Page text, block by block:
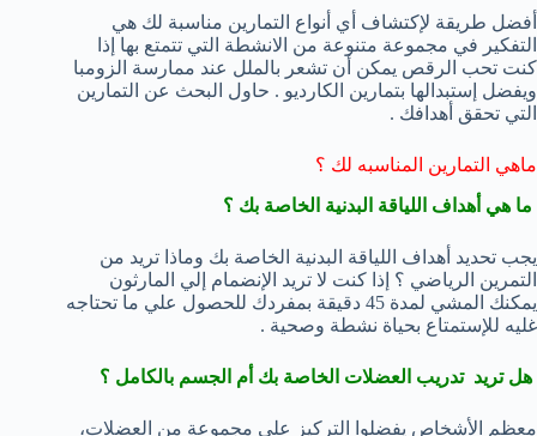
أفضل طريقة لإكتشاف أي أنواع التمارين مناسبة لك هي
التفكير في مجموعة متنوعة من الانشطة التي تتمتع بها إذا
كنت تحب الرقص يمكن أن تشعر بالملل عند ممارسة الزومبا
ويفضل إستبدالها بتمارين الكارديو . حاول البحث عن التمارين
التي تحقق أهدافك .
ماهي التمارين المناسبه لك ؟
ما هي أهداف اللياقة البدنية الخاصة بك ؟
يجب تحديد أهداف اللياقة البدنية الخاصة بك وماذا تريد من
التمرين الرياضي ؟ إذا كنت لا تريد الإنضمام إلي المارثون
يمكنك المشي لمدة 45 دقيقة بمفردك للحصول علي ما تحتاجه
غليه للإستمتاع بحياة نشطة وصحية .
هل تريد تدريب العضلات الخاصة بك أم الجسم بالكامل ؟
معظم الأشخاص يفضلوا التركيز علي مجموعة من العضلات،